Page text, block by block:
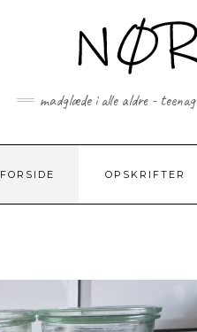
madglæde i alle aldre -
FORSIDE OPSKRIFTER